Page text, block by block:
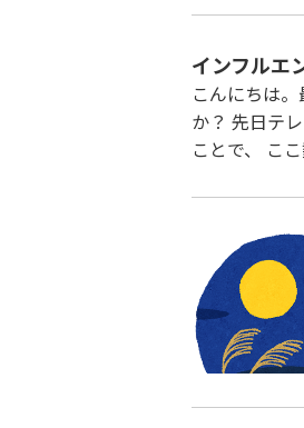
インフルエ
こんにちは
か？ 先日テ
ことで、 こ